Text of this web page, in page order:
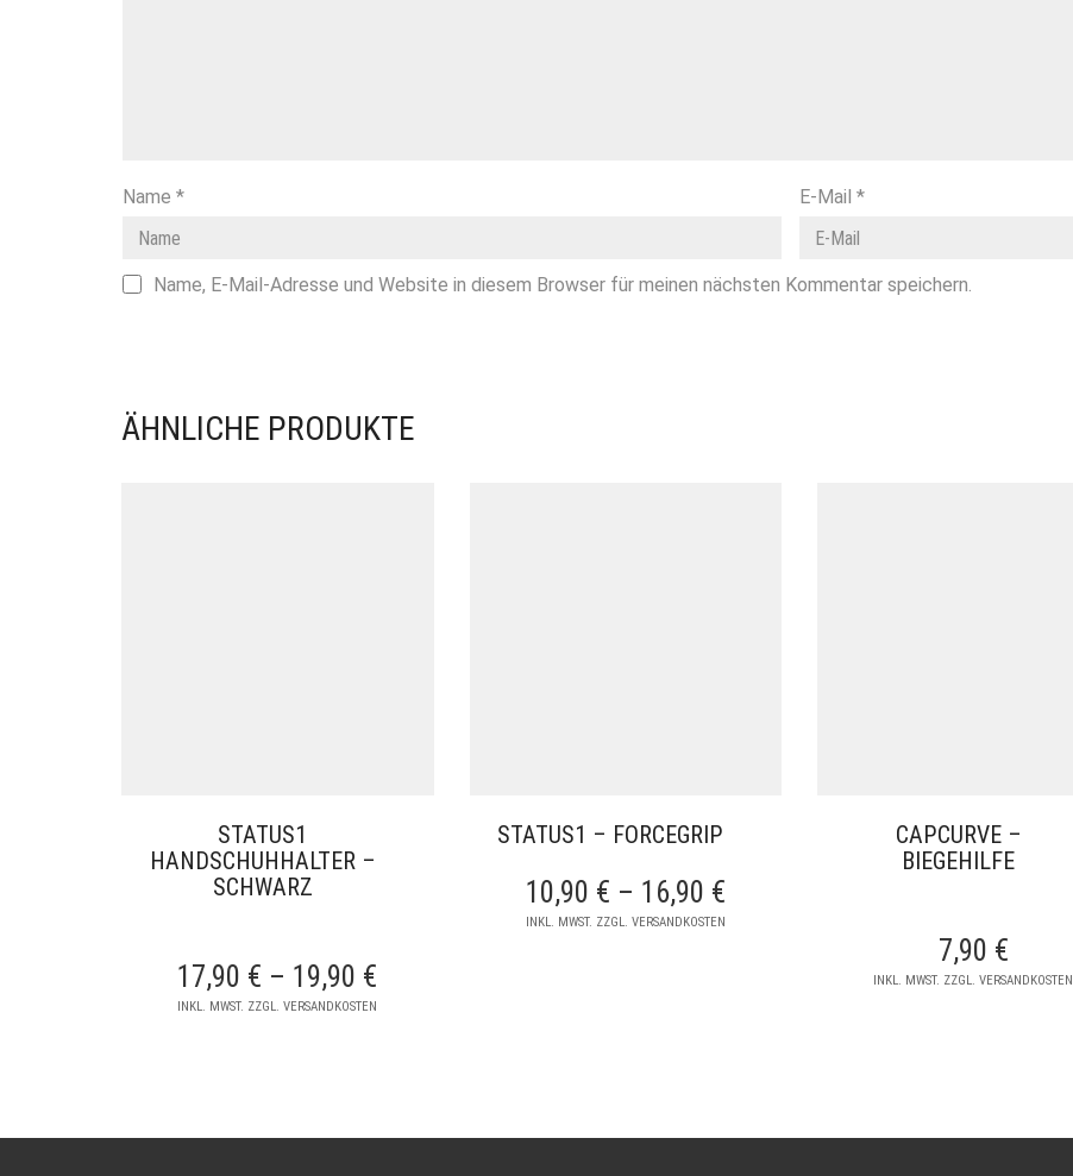
Name * E-Mail *
Name, E-Mail-Adresse und Website in diesem Browser für meinen nächsten Kommentar speichern.
ÄHNLICHE PRODUKTE
STATUS1
HANDSCHUHHALTER –
SCHWARZ
17,90 € – 19,90 €
INKL. MWST. ZZGL. VERSANDKOSTEN
STATUS1 – FORCEGRIP
10,90 € – 16,90 €
INKL. MWST. ZZGL. VERSANDKOSTEN
CAPCURVE –
BIEGEHILFE
7,90 €
INKL. MWST. ZZGL. VERSANDKOSTEN